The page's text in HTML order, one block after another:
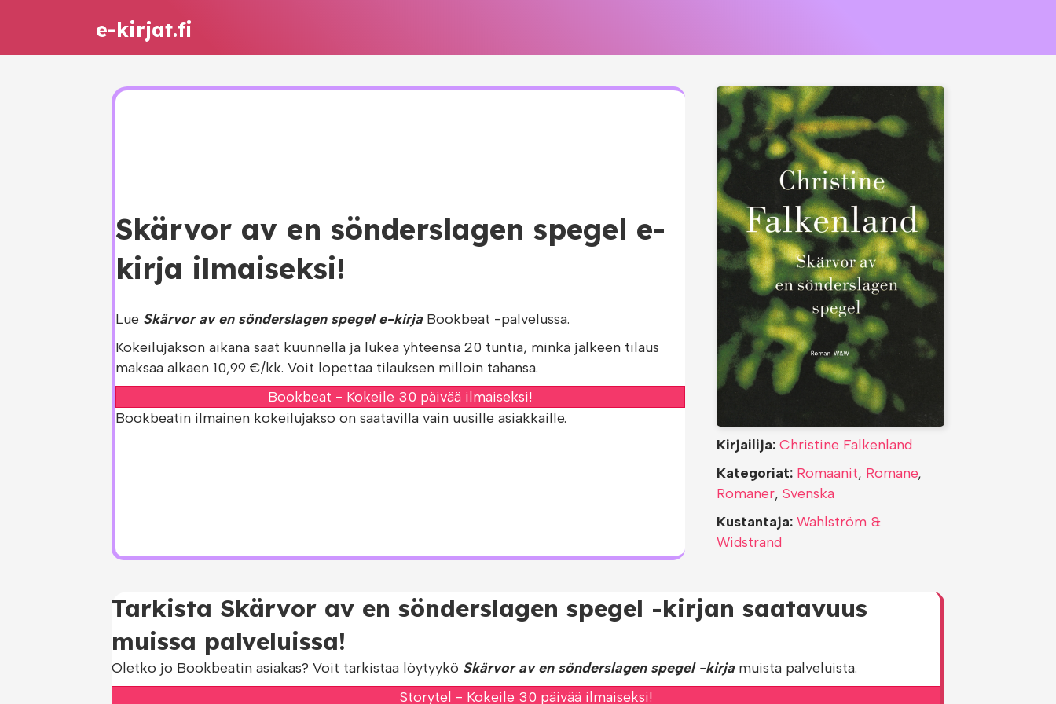
e-kirjat.fi
Skärvor av en sönderslagen spegel e-
kirja ilmaiseksi!
Lue Skärvor av en sönderslagen spegel e-kirja Bookbeat -palvelussa.
Kokeilujakson aikana saat kuunnella ja lukea yhteensä 20 tuntia, minkä jälkeen tilaus
maksaa alkaen 10,99 €/kk. Voit lopettaa tilauksen milloin tahansa.
Bookbeat - Kokeile 30 päivää ilmaiseksi!
Bookbeatin ilmainen kokeilujakso on saatavilla vain uusille asiakkaille.
Kirjailija: Christine Falkenland
Kategoriat: Romaanit, Romane,
Romaner, Svenska
Kustantaja: Wahlström &
Widstrand
Tarkista Skärvor av en sönderslagen spegel -kirjan saatavuus
muissa palveluissa!
Oletko jo Bookbeatin asiakas? Voit tarkistaa löytyykö Skärvor av en sönderslagen spegel -kirja muista palveluista.
Storytel - Kokeile 30 päivää ilmaiseksi!